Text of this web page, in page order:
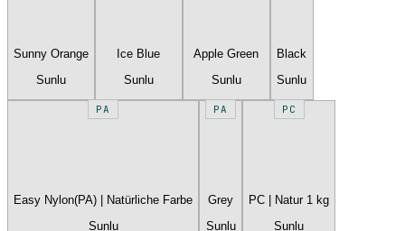
Sunny Orange
Sunlu
Ice Blue
Sunlu
Apple Green
Sunlu
Black
Sunlu
PA
Easy Nylon(PA) | Natürliche Farbe
Sunlu
PA
Grey
Sunlu
PC
PC | Natur 1 kg
Sunlu